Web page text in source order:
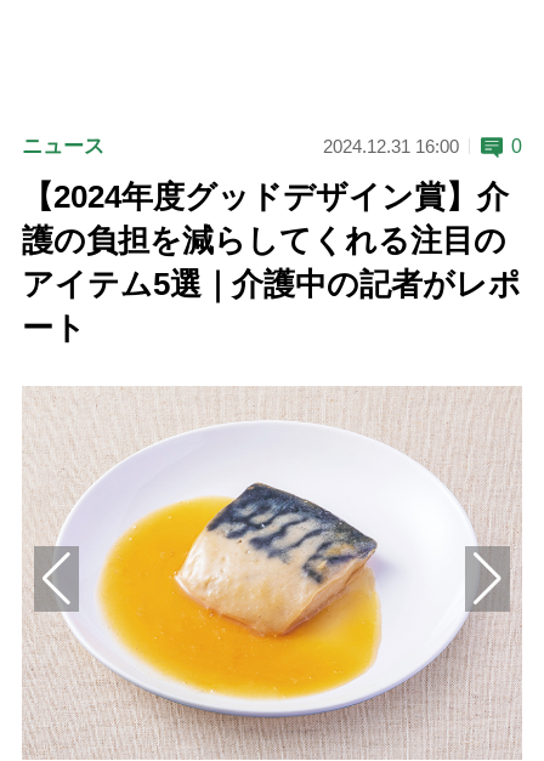
ニュース 2024.12.31 16:00 0
【2024年度グッドデザイン賞】介
護の負担を減らしてくれる注目の
アイテム5選｜介護中の記者がレポ
ート